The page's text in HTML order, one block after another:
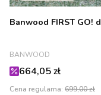
Banwood FIRST GO!
PRODUCENT
BANWOOD
Cena promocyjna
664,05 zł
Cena regularna: 699,00 zł